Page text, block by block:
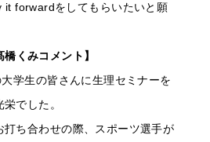
it forwardをしてもらいたいと願
くみコメント】
学生の皆さんに生理セミナーを
でした。
打ち合わせの際、スポーツ選手が